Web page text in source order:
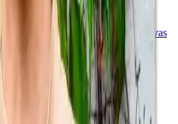
y los valores
de infraestructura para los
las diferencias operativas
de custodia, mecánica de
si la
para la estructura de tu
Real